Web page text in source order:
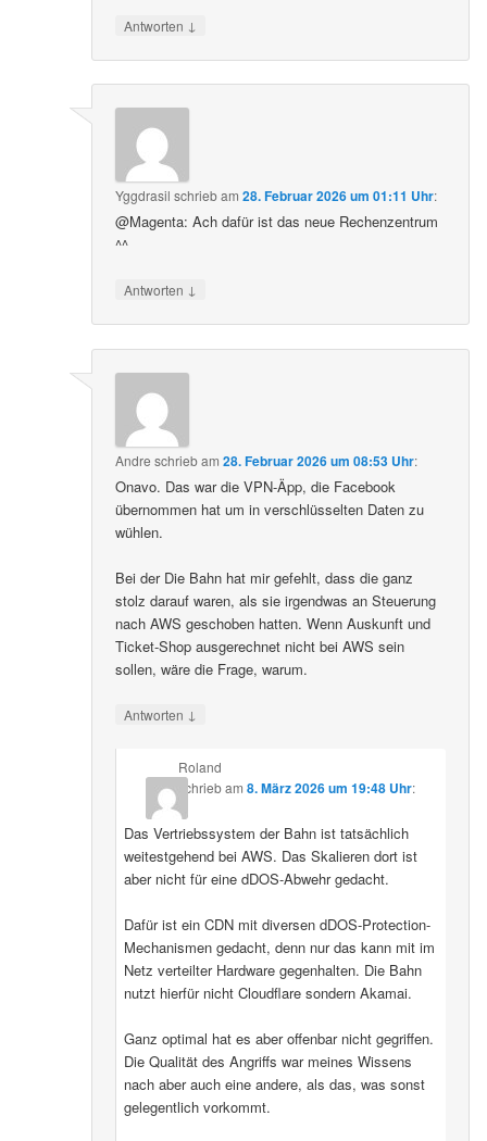
Antworten ↓
Yggdrasil schriebam28. Februar 2026 um 01:11 Uhr:
@Magenta: Ach dafür ist das neue Rechenzentrum
^^
Antworten ↓
Andre schriebam28. Februar 2026 um 08:53 Uhr:
Onavo. Das war die VPN-Äpp, die Facebook
übernommen hat um in verschlüsselten Daten zu
wühlen.
Bei der Die Bahn hat mir gefehlt, dass die ganz
stolz darauf waren, als sie irgendwas an Steuerung
nach AWS geschoben hatten. Wenn Auskunft und
Ticket-Shop ausgerechnet nicht bei AWS sein
sollen, wäre die Frage, warum.
Antworten ↓
Roland
schriebam 8. März 2026 um 19:48 Uhr:
Das Vertriebssystem der Bahn ist tatsächlich
weitestgehend bei AWS. Das Skalieren dort ist
aber nicht für eine dDOS-Abwehr gedacht.
Dafür ist ein CDN mit diversen dDOS-Protection-
Mechanismen gedacht, denn nur das kann mit im
Netz verteilter Hardware gegenhalten. Die Bahn
nutzt hierfür nicht Cloudflare sondern Akamai.
Ganz optimal hat es aber offenbar nicht gegriffen.
Die Qualität des Angriffs war meines Wissens
nach aber auch eine andere, als das, was sonst
gelegentlich vorkommt.